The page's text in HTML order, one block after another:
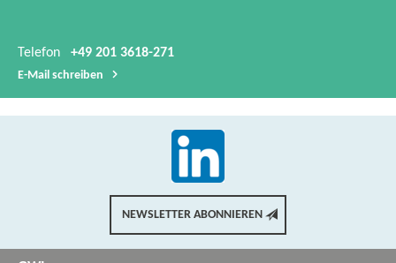
Telefon +49 201 3618-271
E-​Mail schreiben
NEWSLETTER ABONNIEREN